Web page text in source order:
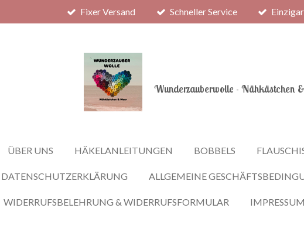
Fixer Versand Schneller Service
Wunderzauberwolle - Nähkästchen
ÜBER UNS HÄKELANLEITUNGEN BOBBELS
DATENSCHUTZERKLÄRUNG ALLGEMEINE
WIDERRUFSBELEHRUNG & WIDERRUFSFORMULAR IMPRESSUM